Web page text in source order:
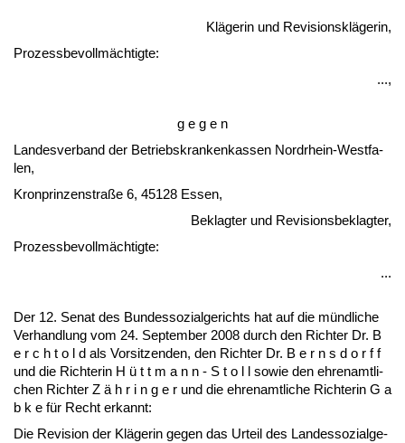
Kläge­rin und Re­vi­si­onskläge­rin,
Pro­zess­be­vollmäch­tig­te:
...,
g e g e n
Lan­des­ver­band der Be­triebs­kran­ken­kas­sen Nord­rhein-West­fa­
len,
Kron­prin­zen­s­traße 6, 45128 Es­sen,
Be­klag­ter und Re­vi­si­ons­be­klag­ter,
Pro­zess­be­vollmäch­tig­te:
...
Der 12. Se­nat des Bun­des­so­zi­al­ge­richts hat auf die münd­li­che
Ver­hand­lung vom 24. Sep­tem­ber 2008 durch den Rich­ter Dr. B
e r c h t o l d als Vor­sit­zen­den, den Rich­ter Dr. B e r n s d o r f f
und die Rich­te­rin H ü t t m a n n - S t o l l so­wie den eh­ren­amt­li­
chen Rich­ter Z ä h r i n g e r und die eh­ren­amt­li­che Rich­te­rin G a
b k e für Recht er­kannt:
Die Re­vi­si­on der Kläge­rin ge­gen das Ur­teil des Lan­des­so­zi­al­ge­